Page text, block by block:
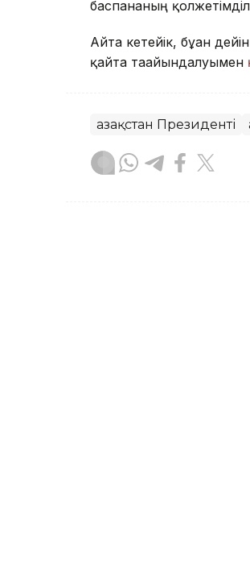
баспананың
Айта кетейік, бұған
қайта тағайындалуымен
Қазақстан Президенті